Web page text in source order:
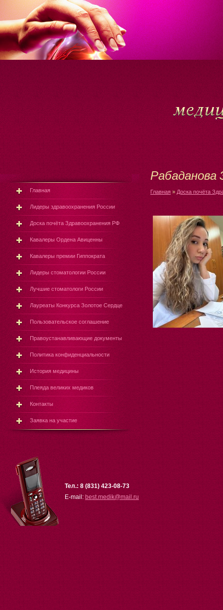
Рабаданова
Главная » Доска почёта
Главная
Лидеры здравоохранения России
Доска почёта Здравоохранения РФ
Кавалеры Ордена Авиценны
Кавалеры премии Гиппократа
Лидеры стоматологии России
Лучшие стоматологи России
Лауреаты Конкурса Золотое Сердце
Пользовательское соглашение
Правоустанавливающие документы
Политика конфиденциальности
История медицины
Плеяда великих медиков
Контакты
Заявка на участие
Тел.: 8 (831) 423-08-73
E-mail: best.medik@mail.ru